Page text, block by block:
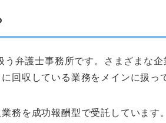
弁護士事務所です。さまざまな企
回収している業務をメインに扱っ
務を成功報酬型で受託しています